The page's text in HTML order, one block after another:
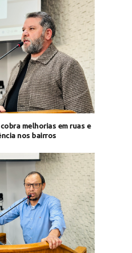
melhorias em ruas e
nos bairros